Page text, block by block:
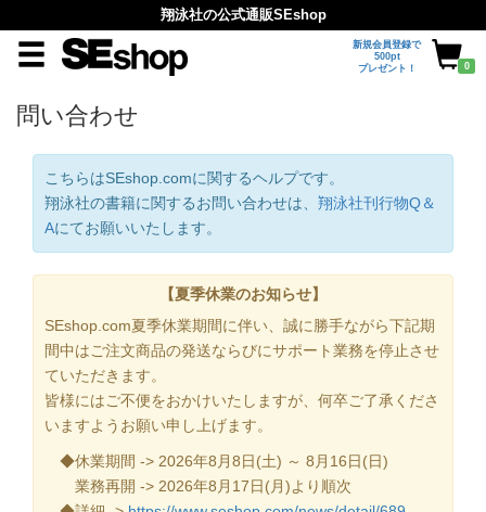
翔泳社の公式通販SEshop
新規会員登録で
500pt
プレゼント！
0
問い合わせ
こちらはSEshop.comに関するヘルプです。
翔泳社の書籍に関するお問い合わせは、 翔泳社刊行物Q＆
Aにてお願いいたします。
【夏季休業のお知らせ】
SEshop.com夏季休業期間に伴い、誠に勝手ながら下記期
間中はご注文商品の発送ならびにサポート業務を停止させ
ていただきます。
皆様にはご不便をおかけいたしますが、何卒ご了承くださ
いますようお願い申し上げます。
◆休業期間 -> 2026年8月8日(土) ～ 8月16日(日)
業務再開 -> 2026年8月17日(月)より順次